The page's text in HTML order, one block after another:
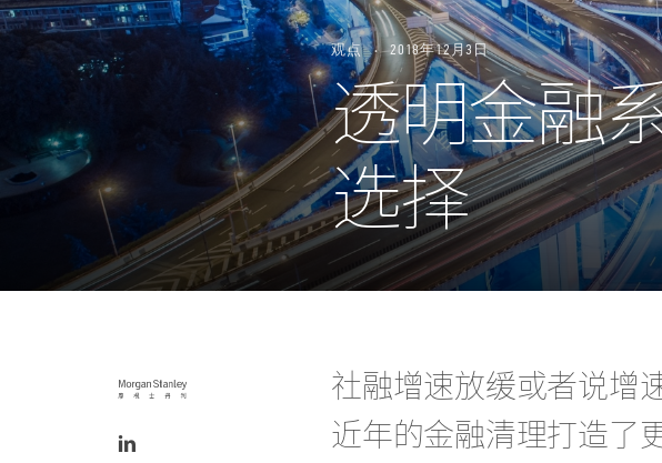
观点 2018年12月3日
透明金融
选择
社融增速放缓或者说增
近年的金融清理打造了